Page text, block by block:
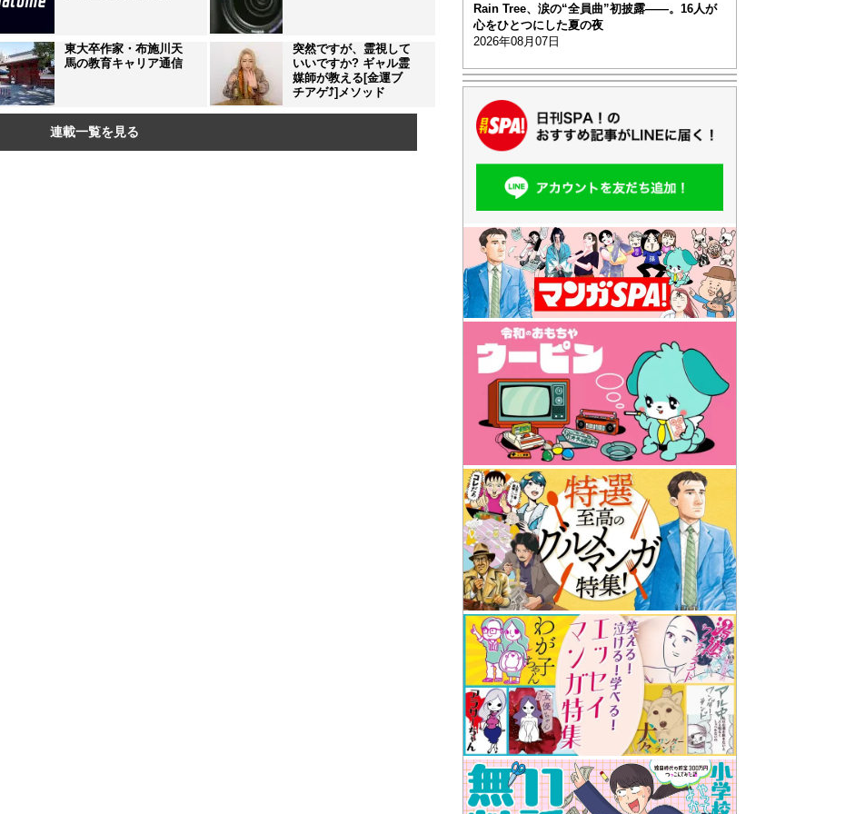
東大卒作家・布施川天
馬の教育キャリア通信
突然ですが、霊視して
いいですか? ギャル霊
媒師が教える[金運ブ
チアゲ⤴]メソッド
連載一覧を見る
Rain Tree、涙の“全員曲”初披露――。16人が
心をひとつにした夏の夜
2026年08月07日